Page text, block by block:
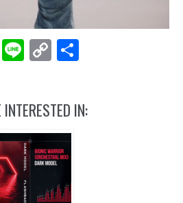
Reddit
LineCopy
IN: